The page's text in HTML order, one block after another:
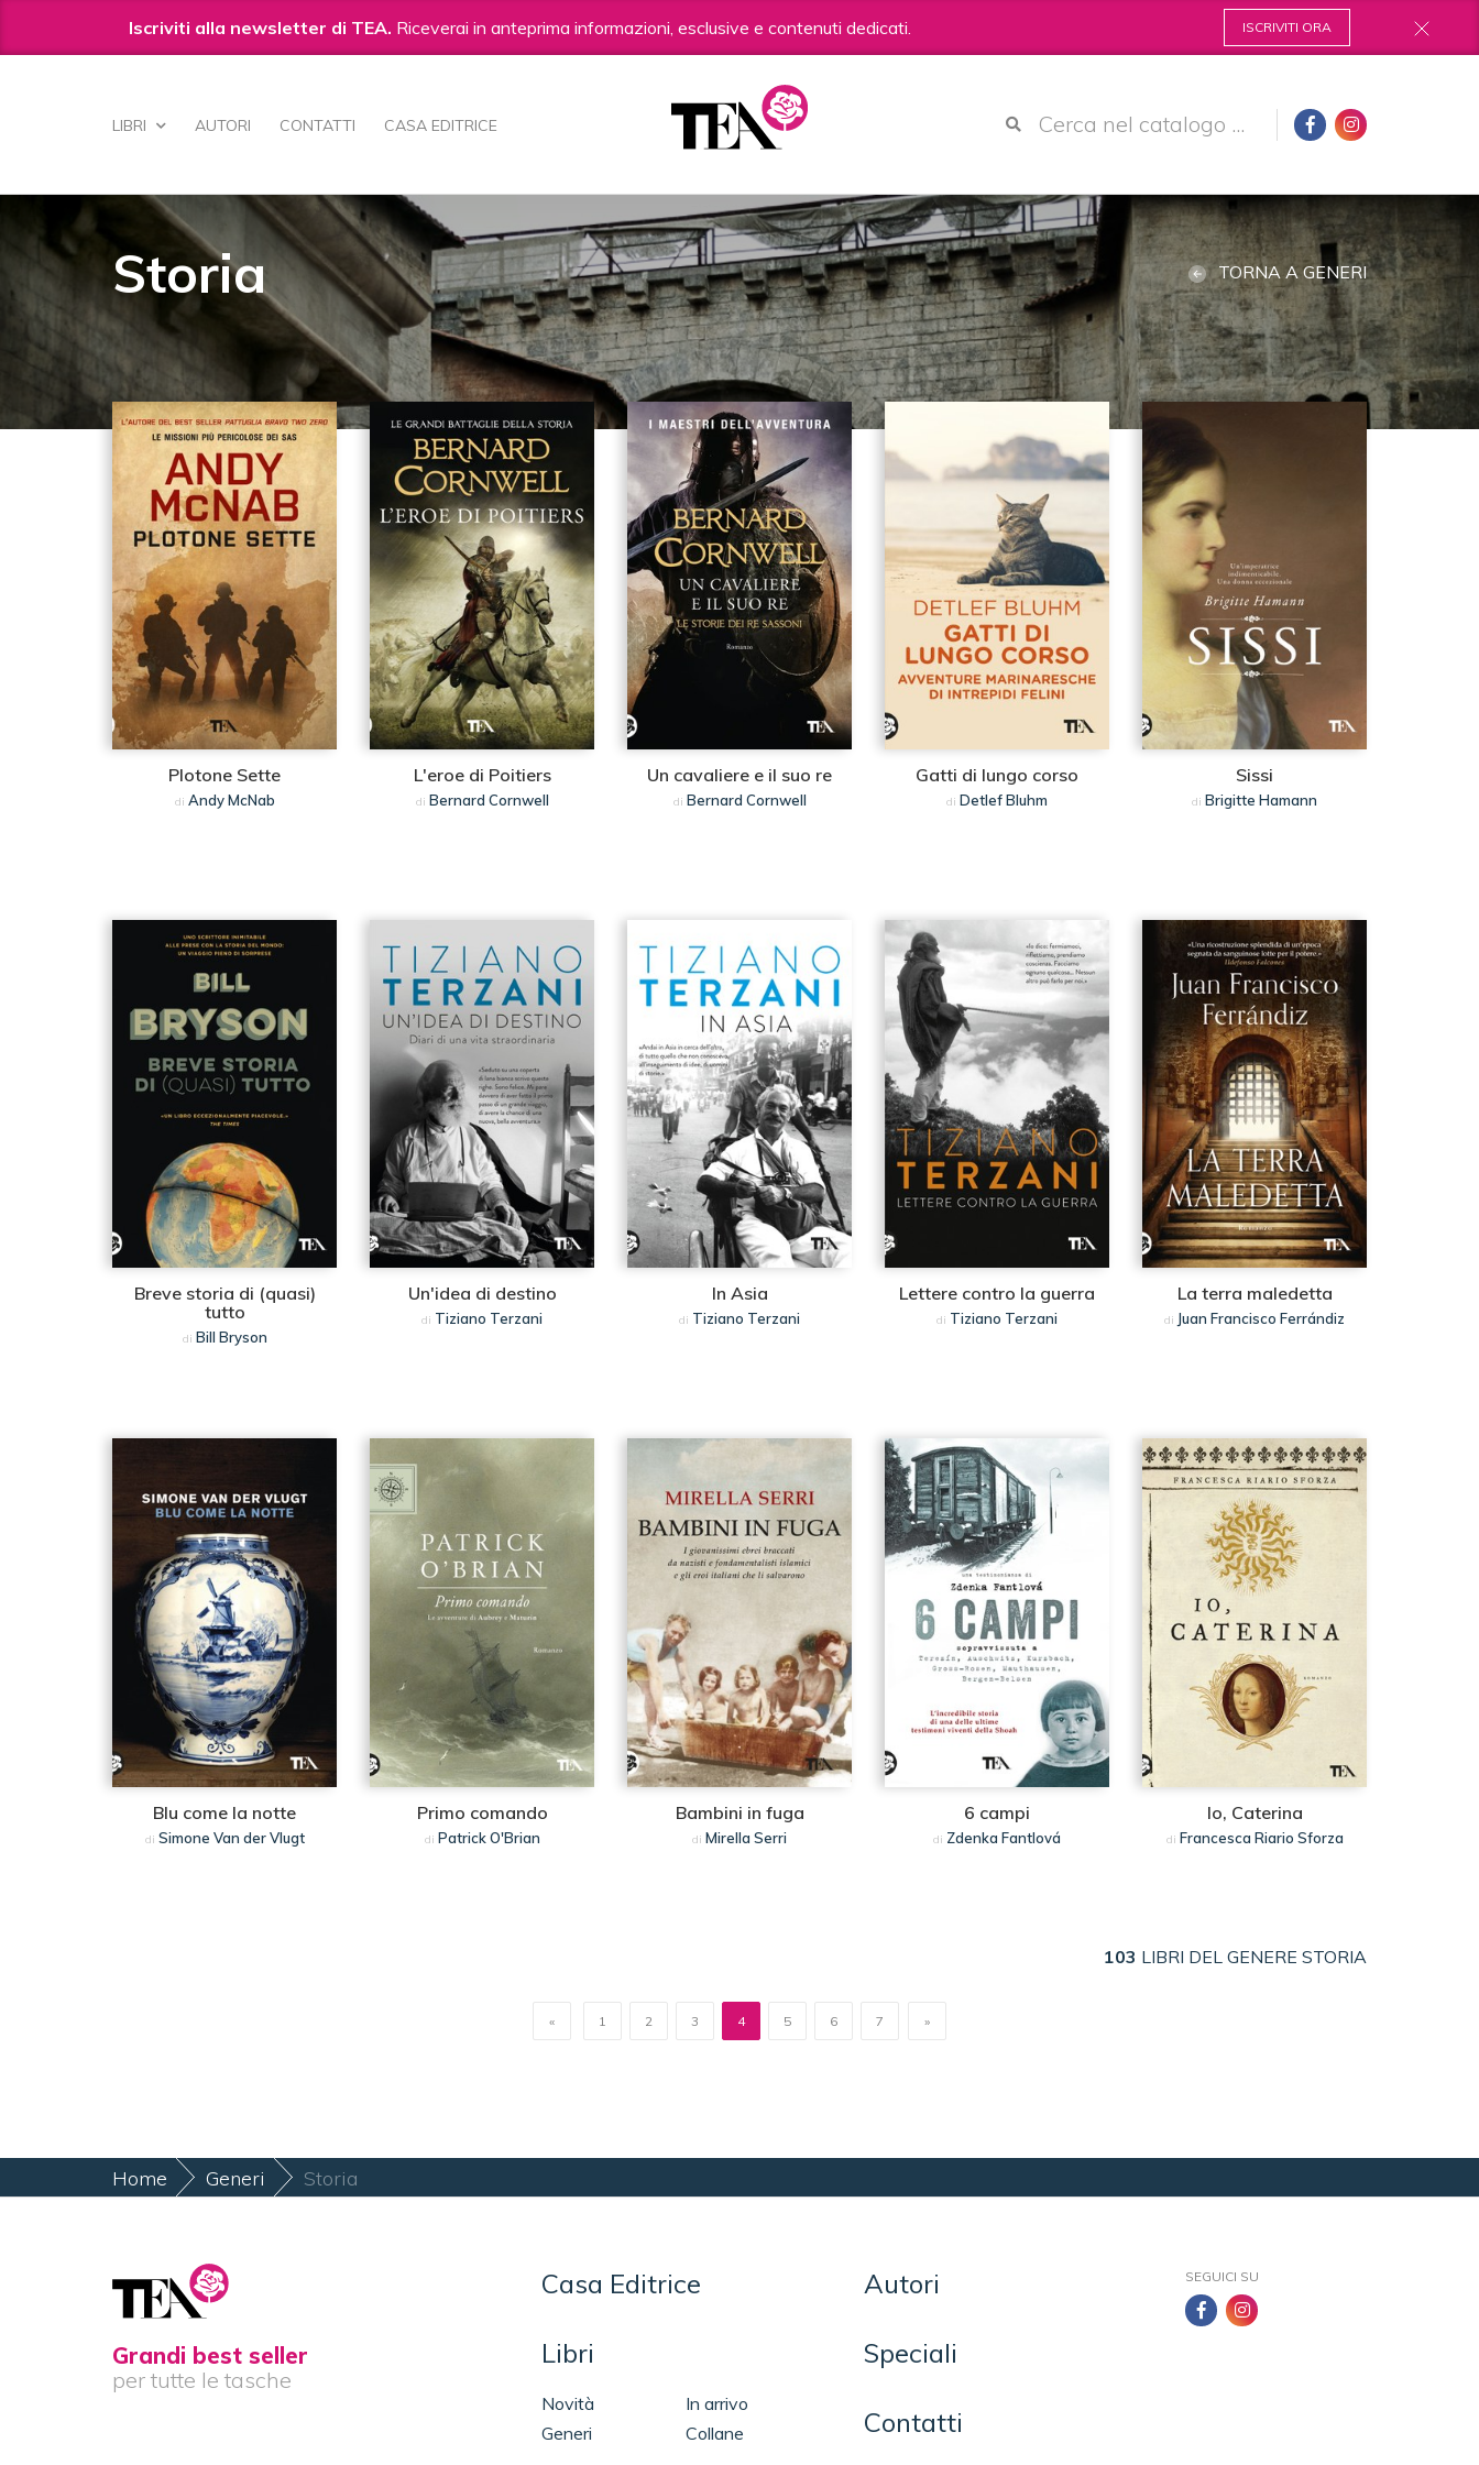
Iscriviti alla newsletter di TEA. Riceverai in anteprima informazioni, esclusive e contenuti dedicati. ISCRIVITI ORA
LIBRI AUTORI CONTATTI CASA EDITRICE
contenuti.
navigazione
Storia TORNA A GENERI
103IN STORIA
Plotone Sette
di Andy McNab
L'eroe di Poitiers
di Bernard Cornwell
Un cavaliere e il suo re
di Bernard Cornwell
Gatti di lungo corso
di Detlef Bluhm
Sissi
di Brigitte Hamann
Breve storia di (quasi)
tutto
di Bill Bryson
Un'idea di destino
di Tiziano Terzani
In Asia
di Tiziano Terzani
Lettere contro la guerra
di Tiziano Terzani
La terra maledetta
di Juan Francisco Ferrándiz
Blu come la notte
di Simone Van der Vlugt
Primo comando
di Patrick O'Brian
Bambini in fuga
di Mirella Serri
6 campi
di Zdenka Fantlová
Io, Caterina
di Francesca Riario Sforza
103 LIBRI DEL GENERE STORIA
« »
1 2 3 4 5 6 7
Home Generi Storia
Grandi best seller
per tutte le tasche
Casa Editrice
Libri
Novità
In arrivo
Generi
Collane
Autori
Speciali
Contatti
SEGUICI SU